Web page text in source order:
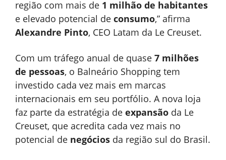
região com mais de 1 milhão de habitantes
e elevado potencial de consumo,” afirma
Alexandre Pinto, CEO Latam da Le Creuset.
Com um tráfego anual de quase 7 milhões
de pessoas, o Balneário Shopping tem
investido cada vez mais em marcas
internacionais em seu portfólio. A nova loja
faz parte da estratégia de expansão da Le
Creuset, que acredita cada vez mais no
potencial de negócios da região sul do Brasil.